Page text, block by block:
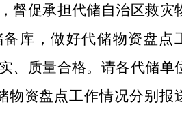
督促承担代储自治区救灾
库，做好代储物资盘点
、质量合格。请各代储单
物资盘点工作情况分别报